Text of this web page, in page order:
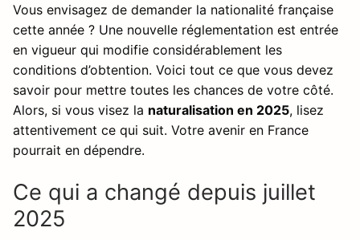
Vous envisagez de demander la nationalité française
cette année ? Une nouvelle réglementation est entrée
en vigueur qui modifie considérablement les
conditions d’obtention. Voici tout ce que vous devez
savoir pour mettre toutes les chances de votre côté.
Alors, si vous visez la naturalisation en 2025, lisez
attentivement ce qui suit. Votre avenir en France
pourrait en dépendre.
Ce qui a changé depuis juillet
2025